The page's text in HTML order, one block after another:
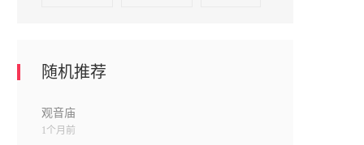
随机推荐
观音庙
1个月前